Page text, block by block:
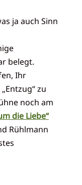
ja auch Sinn
belegt.
Ihr
zu
noch am
die Liebe“
Rühlmann